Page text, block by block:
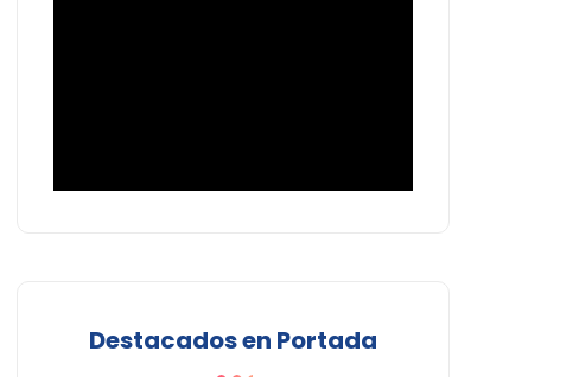
Destacados en Portada